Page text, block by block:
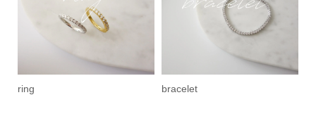
ring bracelet